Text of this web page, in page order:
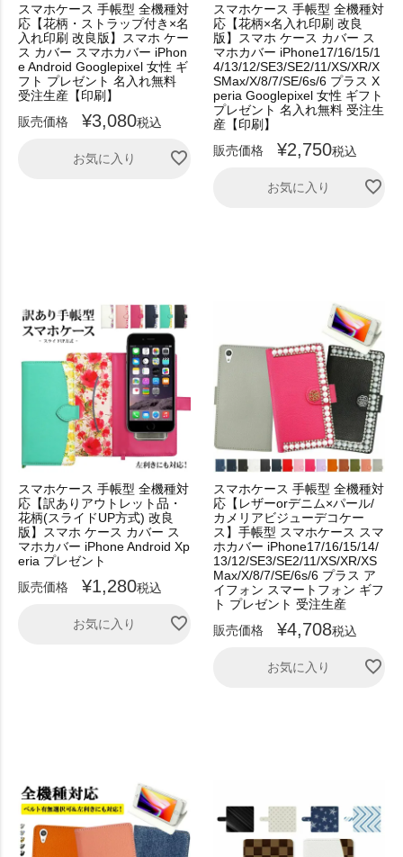
スマホケース 手帳型 全機種対
応【花柄・ストラップ付き×名
入れ印刷 改良版】スマホ ケー
ス カバー スマホカバー iPhon
e Android Googlepixel 女性 ギ
フト プレゼント 名入れ無料
受注生産【印刷】
販売価格
¥3,080税込
お気に入り
スマホケース 手帳型 全機種対
応【花柄×名入れ印刷 改良
版】スマホ ケース カバー ス
マホカバー iPhone17/16/15/1
4/13/12/SE3/SE2/11/XS/XR/X
SMax/X/8/7/SE/6s/6 プラス X
peria Googlepixel 女性 ギフト
プレゼント 名入れ無料 受注生
産【印刷】
販売価格
¥2,750税込
お気に入り
スマホケース 手帳型 全機種対
応【訳ありアウトレット品・
花柄(スライドUP方式) 改良
版】スマホ ケース カバー ス
マホカバー iPhone Android Xp
eria プレゼント
販売価格
¥1,280税込
お気に入り
スマホケース 手帳型 全機種対
応【レザーorデニム×パール/
カメリアビジューデコケー
ス】手帳型 スマホケース スマ
ホカバー iPhone17/16/15/14/
13/12/SE3/SE2/11/XS/XR/XS
Max/X/8/7/SE/6s/6 プラス ア
イフォン スマートフォン ギフ
ト プレゼント 受注生産
販売価格
¥4,708税込
お気に入り